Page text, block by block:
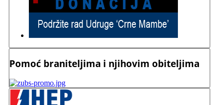
Pomoć braniteljima i njihovim obiteljima